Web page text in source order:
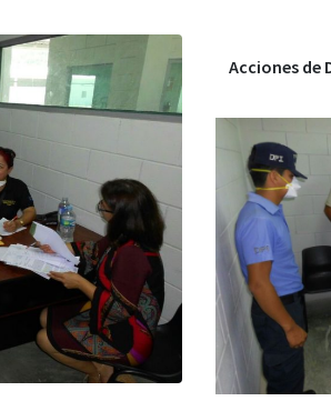
Acciones de